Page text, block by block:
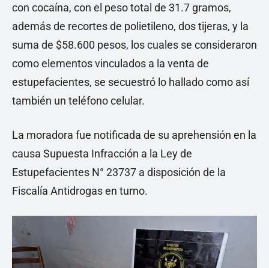
con cocaína, con el peso total de 31.7 gramos,
además de recortes de polietileno, dos tijeras, y la
suma de $58.600 pesos, los cuales se consideraron
como elementos vinculados a la venta de
estupefacientes, se secuestró lo hallado como así
también un teléfono celular.
La moradora fue notificada de su aprehensión en la
causa Supuesta Infracción a la Ley de
Estupefacientes N° 23737 a disposición de la
Fiscalía Antidrogas en turno.